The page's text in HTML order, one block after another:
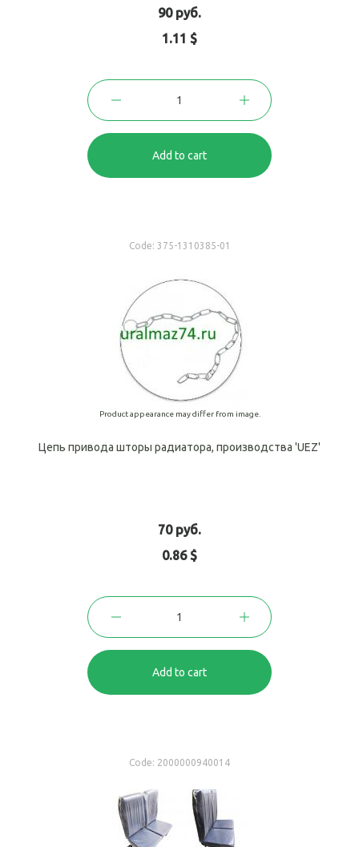
90 руб.
1.11 $
Add to cart
Code: 375-1310385-01
Product appearance may differ from image.
Цепь привода шторы радиатора, производства 'UEZ'
70 руб.
0.86 $
Add to cart
Code: 2000000940014